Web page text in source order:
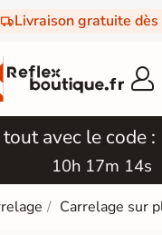
Livraison gratuite

avec le code :
10h 17m 13s
Carrelage sur